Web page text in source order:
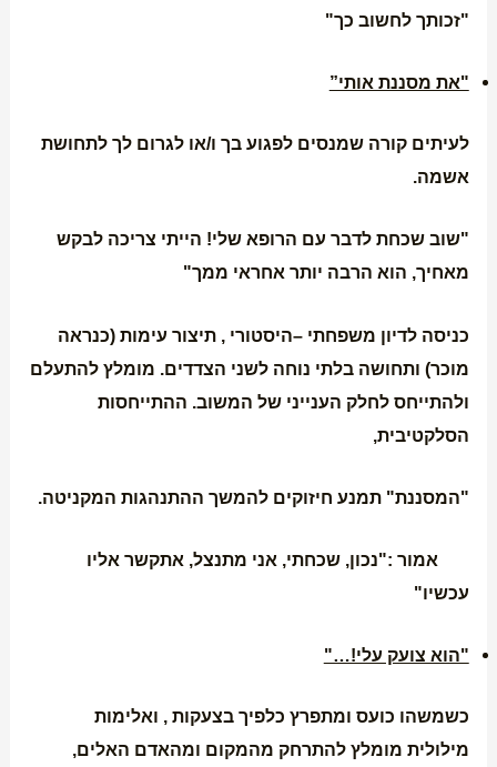
"זכותך לחשוב כך"
"את מסננת אותי”
לעיתים קורה שמנסים לפגוע בך ו/או לגרום לך לתחושת
אשמה.
"שוב שכחת לדבר עם הרופא שלי! הייתי צריכה לבקש
מאחיך, הוא הרבה יותר אחראי ממך"
כניסה לדיון משפחתי –היסטורי , תיצור עימות (כנראה
מוכר) ותחושה בלתי נוחה לשני הצדדים. מומלץ להתעלם
ולהתייחס לחלק הענייני של המשוב. ההתייחסות
הסלקטיבית,
"המסננת" תמנע חיזוקים להמשך ההתנהגות המקניטה.
אמור :"נכון, שכחתי, אני מתנצל, אתקשר אליו
עכשיו"
"הוא צועק עלי!…"
כשמשהו כועס ומתפרץ כלפיך בצעקות , ואלימות
מילולית מומלץ להתרחק מהמקום ומהאדם האלים,